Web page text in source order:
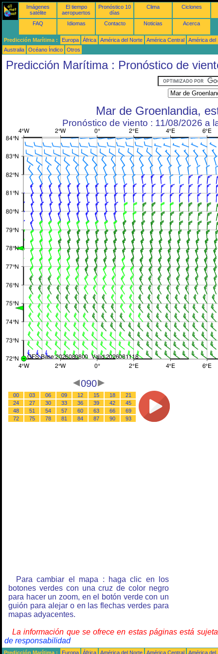
Imágenes
satélite
El tiempo
aeropuertos
Pronóstico 10
días
Clima Ciclones
FAQ Idiomas Contacto Noticias Acerca
Predicción Marítima : Europa África América del Norte América Central
América del
Australia
Océano Índico Otros
Predicción Marítima : Pronóstico de
Mar de Groenlandia,
Pronóstico de viento : 11/08/2026 a
090
00 03 06 09 12 15 18
21
24
27 30 33 36 39 42
45
48
51 54 57 60 63 66
69
72
75 78 81 84 87 90 93
Para cambiar el mapa : haga clic en los
botones verdes con una cruz de color negro
para hacer un zoom, en el botón verde con un
guión para alejar o en las flechas verdes para
mapas adyacentes.
La información que se ofrece en estas páginas está
de responsabilidad
Predicción Marítima : Europa África América del Norte América Central
América del